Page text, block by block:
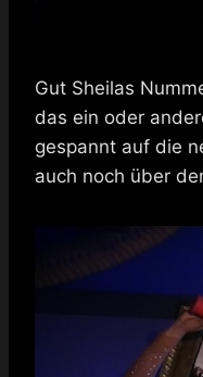
Gut Sheilas
das ein oder
gespannt auf die
auch noch über